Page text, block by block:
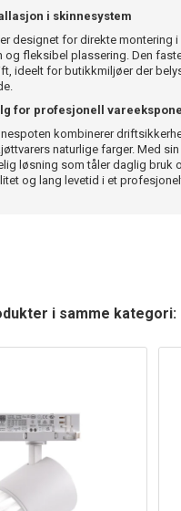
i skinnesystem
designet for direkte montering
og fleksibel plassering. Den
ideelt for butikkmiljøer der
for profesjonell
kombinerer
naturlige farger. Med
løsning som tåler daglig bruk
og lang levetid i et
i samme kategori: